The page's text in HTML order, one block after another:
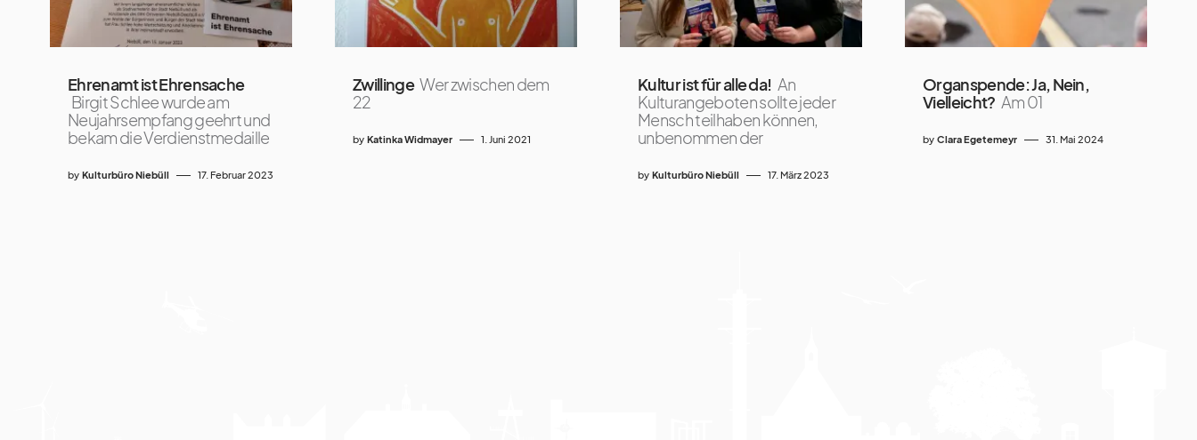
Ehrenamt ist Ehrensache
Birgit Schlee wurde am
Neujahrsempfang geehrt und
bekam die Verdienstmedaille
by Kulturbüro Niebüll 17. Februar 2023
Zwillinge Wer zwischen dem
22
by Katinka Widmayer 1. Juni 2021
Kultur ist für alle da! An
Kulturangeboten sollte jeder
Mensch teilhaben können,
unbenommen der
by Kulturbüro Niebüll 17. März 2023
Organspende: Ja, Nein,
Vielleicht? Am 01
by Clara Egetemeyr 31. Mai 2024